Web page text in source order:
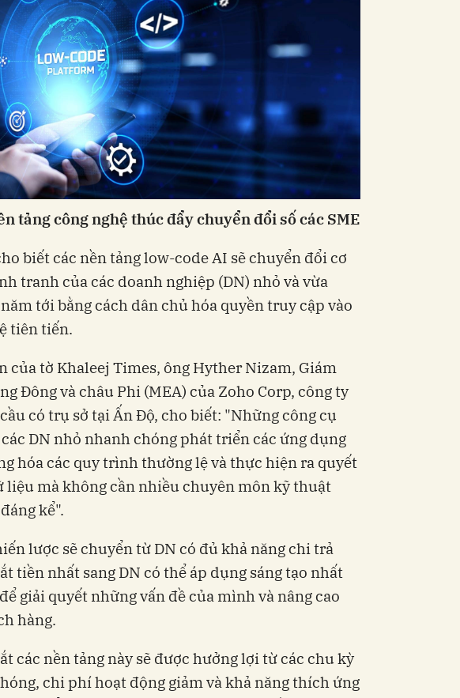
tảng công nghệ thúc đẩy chuyển đổi số các SME
biết các nền tảng low-code AI sẽ chuyển đổi cơ
tranh của các doanh nghiệp (DN) nhỏ và vừa
tới bằng cách dân chủ hóa quyền truy cập vào
tiên tiến.
của tờ Khaleej Times, ông Hyther Nizam, Giám
Đông và châu Phi (MEA) của Zoho Corp, công ty
có trụ sở tại Ấn Độ, cho biết: "Những công cụ
DN nhỏ nhanh chóng phát triển các ứng dụng
hóa các quy trình thường lệ và thực hiện ra quyết
liệu mà không cần nhiều chuyên môn kỹ thuật
kể".
lược sẽ chuyển từ DN có đủ khả năng chi trả
tiền nhất sang DN có thể áp dụng sáng tạo nhất
giải quyết những vấn đề của mình và nâng cao
hàng.
các nền tảng này sẽ được hưởng lợi từ các chu kỳ
chi phí hoạt động giảm và khả năng thích ứng